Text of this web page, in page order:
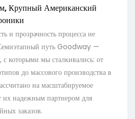
Крупный Американский
и прозрачность процесса не
путь Goodway —
которыми мы сталкивались: от
до массового производства в
на масштабируемое
их надежным партнером для
заказов.